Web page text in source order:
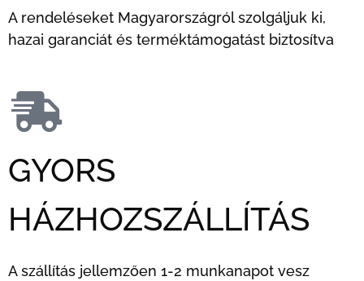
A rendeléseket Magyarországról szolgáljuk ki,
hazai garanciát és terméktámogatást biztosítva
GYORS
HÁZHOZSZÁLLÍTÁS
A szállítás jellemzően 1-2 munkanapot vesz